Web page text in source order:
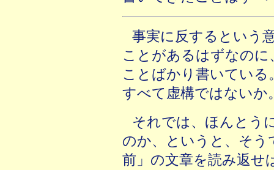
事実に反するという
ことがあるはずなの
ことばかり書いてい
すべて虚構ではないか
それでは、ほんとう
のか、というと、そう
前」の文章を読み返せ